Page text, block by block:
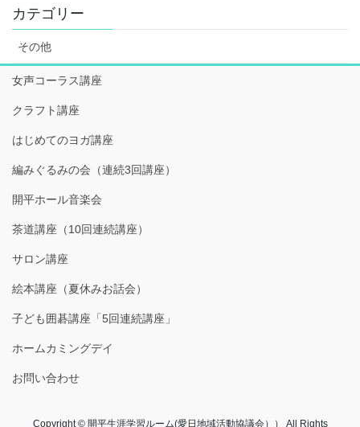
カテゴリー
その他
女声コーラス講座
クラフト講座
はじめてのヨガ講座
編みぐるみの会（連続3回講座）
開平ホール音楽会
茶道講座（10回連続講座）
サロン講座
絵本講座（夏休みお話会）
子ども囲碁講座「5回連続講座」
ホームカミングデイ
お問い合わせ
Copyright © 開平生涯学習ルーム(愛日地域活動協議会）） All Rights